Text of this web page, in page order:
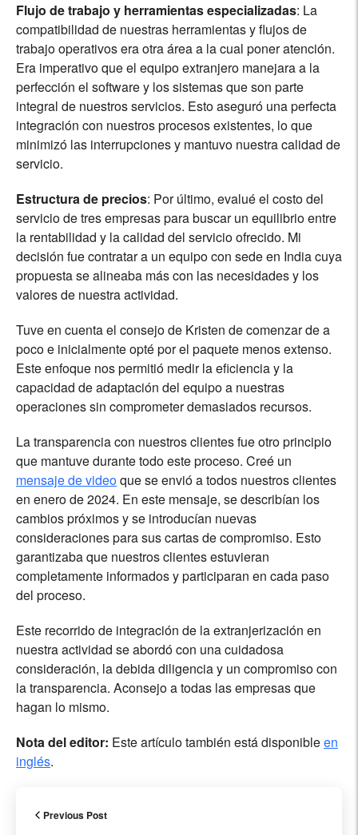
Flujo de trabajo y herramientas especializadas: La
compatibilidad de nuestras herramientas y flujos de
trabajo operativos era otra área a la cual poner atención.
Era imperativo que el equipo extranjero manejara a la
perfección el software y los sistemas que son parte
integral de nuestros servicios. Esto aseguró una perfecta
integración con nuestros procesos existentes, lo que
minimizó las interrupciones y mantuvo nuestra calidad de
servicio.
Estructura de precios: Por último, evalué el costo del
servicio de tres empresas para buscar un equilibrio entre
la rentabilidad y la calidad del servicio ofrecido. Mi
decisión fue contratar a un equipo con sede en India cuya
propuesta se alineaba más con las necesidades y los
valores de nuestra actividad.
Tuve en cuenta el consejo de Kristen de comenzar de a
poco e inicialmente opté por el paquete menos extenso.
Este enfoque nos permitió medir la eficiencia y la
capacidad de adaptación del equipo a nuestras
operaciones sin comprometer demasiados recursos.
La transparencia con nuestros clientes fue otro principio
que mantuve durante todo este proceso. Creé un
mensaje de videoque se envió a todos nuestros clientes
en enero de 2024. En este mensaje, se describían los
cambios próximos y se introducían nuevas
consideraciones para sus cartas de compromiso. Esto
garantizaba que nuestros clientes estuvieran
completamente informados y participaran en cada paso
del proceso.
Este recorrido de integración de la extranjerización en
nuestra actividad se abordó con una cuidadosa
consideración, la debida diligencia y un compromiso con
la transparencia. Aconsejo a todas las empresas que
hagan lo mismo.
Nota del editor: Este artículo también está disponibleen
inglés.
Previous Post